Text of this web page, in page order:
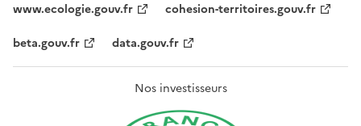
www.ecologie.gouv.fr
cohesion-territoires.gouv.fr
beta.gouv.fr
data.gouv.fr
Nos investisseurs